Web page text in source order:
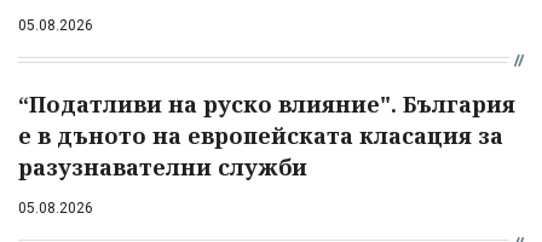
05.08.2026
“Податливи на руско влияние". България
е в дъното на европейската класация за
разузнавателни служби
05.08.2026